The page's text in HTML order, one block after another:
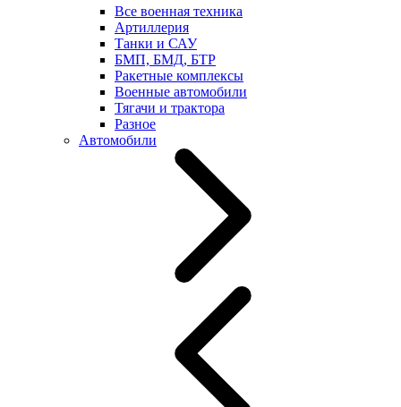
Все военная техника
Артиллерия
Танки и САУ
БМП, БМД, БТР
Ракетные комплексы
Военные автомобили
Тягачи и трактора
Разное
Автомобили